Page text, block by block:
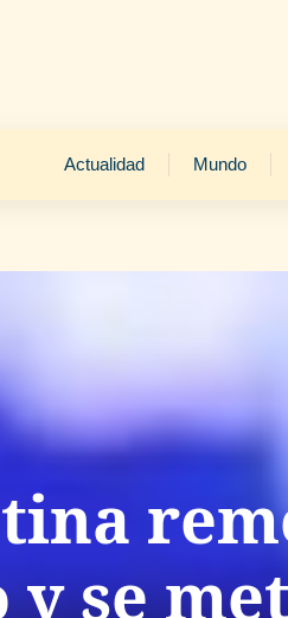
Actualidad Mundo
y se